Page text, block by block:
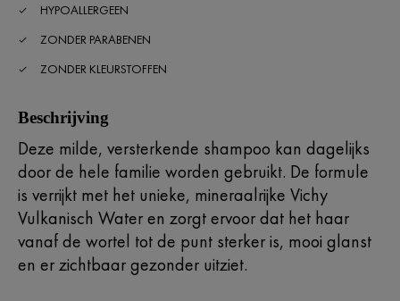
HYPOALLERGEEN
ZONDER PARABENEN
ZONDER KLEURSTOFFEN
Beschrijving
Deze milde, versterkende shampoo kan dagelijks
door de hele familie worden gebruikt. De formule
is verrijkt met het unieke, mineraalrijke Vichy
Vulkanisch Water en zorgt ervoor dat het haar
vanaf de wortel tot de punt sterker is, mooi glanst
en er zichtbaar gezonder uitziet.